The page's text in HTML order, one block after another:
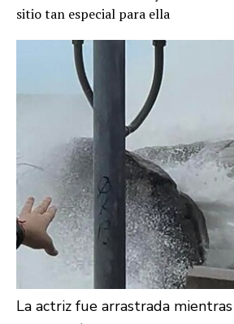
sitio tan especial para ella
La actriz fue arrastrada